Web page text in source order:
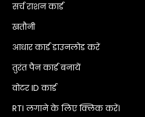
सर्च राशन कार्ड
खतौनी
आधार कार्ड डाउनलोड करें
तुरंत पैन कार्ड बनायें
वोटर ID कार्ड
RTI लगाने के लिए क्लिक करें।